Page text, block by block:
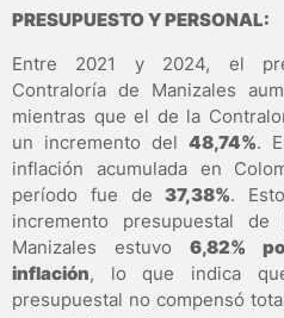
PRESUPUESTO Y PERSONAL:
Entre 2021 y 2024, el
Contraloría de Manizales
mientras que el de la
un incremento del 48,74%.
inflación acumulada en
período fue de37,38%.
incremento presupuestal
Manizales estuvo 6,82%
inflación, lo que indica
presupuestal no compensó